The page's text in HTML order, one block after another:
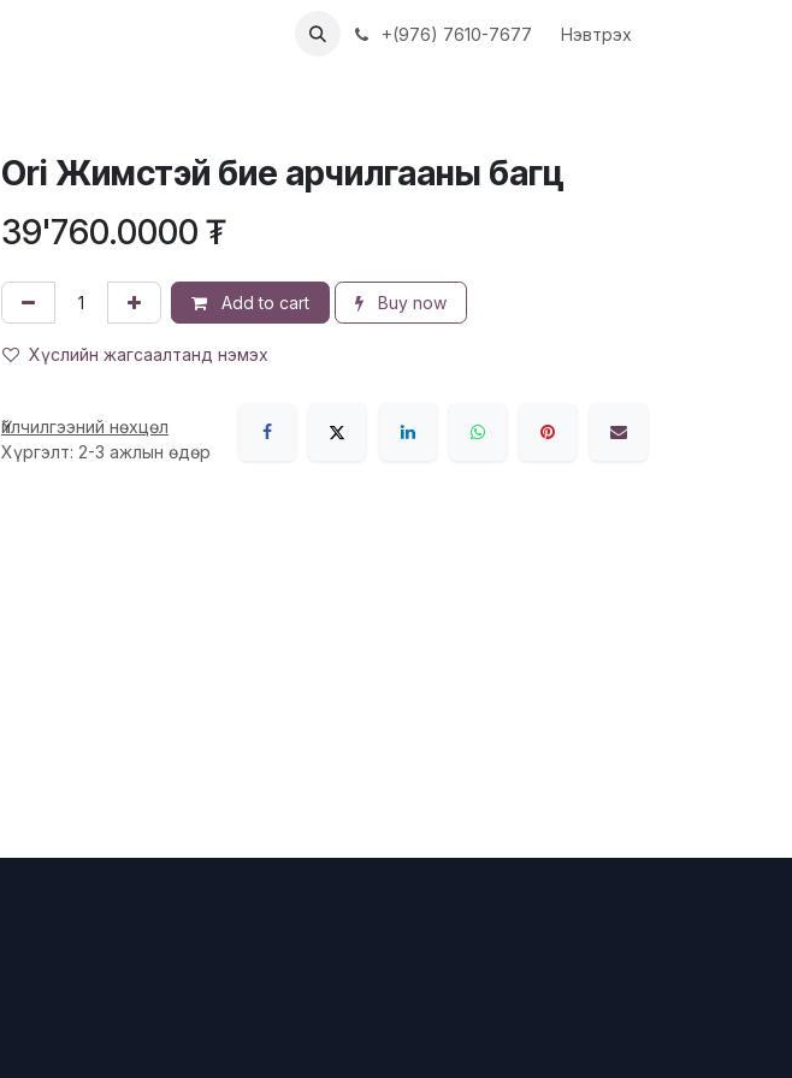
АЖЛЫН БАЙРУУД+(976) 7610-7677 Нэвтрэх
Ori Жимстэй бие арчилгааны багц
39'760.0000 ₮
Add to cart Buy now
Хүслийн жагсаалтанд нэмэх
Үйлчилгээний нөхцөл
Хүргэлт: 2-3 ажлын өдөр